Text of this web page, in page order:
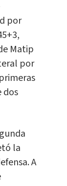
por
Matip
por
dos
la
A